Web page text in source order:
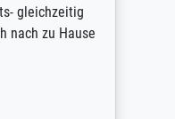
gleichzeitig
nach zu Hause